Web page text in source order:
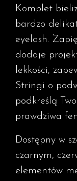
Komplet
bardzo
eyelash.
dodaje
lekkości,
Stringi o
podkreślą
prawdziwa
Dostępny w
czarnym,
elementów